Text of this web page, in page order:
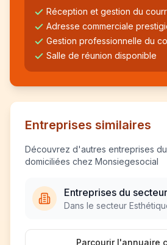
Réception et gestion du
Adresse commerciale
Gestion professionnelle du
Salle de réunion disponible
Entreprises similaires
Découvrez d'autres entreprises
domiciliées chez Monsiegesocial
Entreprises du
Dans le secteur
Parcourir l'annuaire